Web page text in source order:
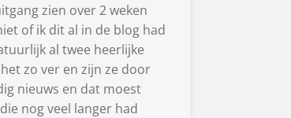
zien over 2 weken
of ik dit al in de blog had
al twee heerlijke
zo ver en zijn ze door
nieuws en dat moest
nog veel langer had